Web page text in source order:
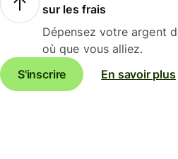
sur les frais
Dépensez votre argent
où que vous alliez.
S'inscrire
En savoir plus